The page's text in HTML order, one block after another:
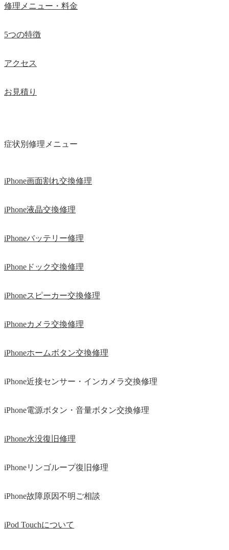
修理メニュー・料金
5つの特徴
アクセス
お見積り
症状別修理メニュー
iPhone画面割れ交換修理
iPhone液晶交換修理
iPhoneバッテリー修理
iPhoneドック交換修理
iPhoneスピーカー交換修理
iPhoneカメラ交換修理
iPhoneホームボタン交換修理
iPhone近接センサー・インカメラ交換修理
iPhone電源ボタン・音量ボタン交換修理
iPhone水没復旧修理
iPhoneリンゴループ復旧修理
iPhone故障原因不明ご相談
iPod Touchについて